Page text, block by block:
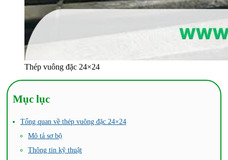
Thép vuông đặc 24×24
Mục lục
Tổng quan về thép vuông đặc 24×24
Mô tả sơ bộ
Thông tin kỹ thuật